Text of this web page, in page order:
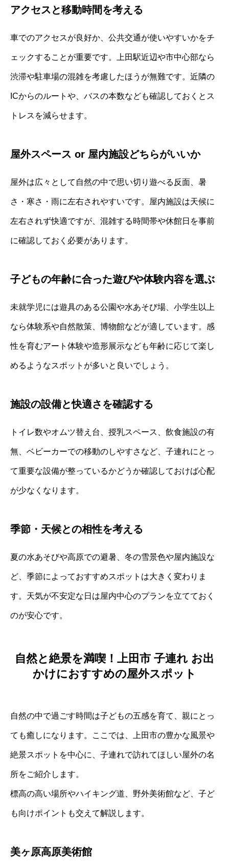
アクセスと移動時間を考える
車でのアクセスが良好か、公共交通が使いやすいかをチ
ェックすることが重要です。上田駅近辺や市中心部なら
渋滞や駐車場の混雑を考慮したほうが無難です。近隣の
ICからのルートや、バスの本数なども確認しておくとス
トレスを減らせます。
屋外スペース or 屋内施設どちらがいいか
屋外は広々として自然の中で思い切り遊べる反面、暑
さ・寒さ・雨に左右されやすいです。屋内施設は天候に
左右されず快適ですが、混雑する時間帯や休館日を事前
に確認しておく必要があります。
子どもの年齢に合った遊びや体験内容を選ぶ
未就学児には遊具のある公園や水あそび場、小学生以上
なら体験系や自然散策、博物館などが適しています。感
性を育むアート体験や造形展示なども年齢に応じて楽し
めるようなスポットが多いと良いでしょう。
施設の設備と快適さを確認する
トイレ数やオムツ替え台、授乳スペース、飲食施設の有
無、ベビーカーでの移動のしやすさなど、子連れにとっ
て重要な設備が整っているかどうか確認しておけば心配
が少なくなります。
季節・天候との相性を考える
夏の水あそびや高原での避暑、冬の雪景色や屋内施設な
ど、季節によっておすすめスポットは大きく変わりま
す。天気が不安定な日は屋内中心のプランを立てておく
のが安心です。
自然と絶景を満喫！上田市 子連れ お出
かけにおすすめの屋外スポット
自然の中で過ごす時間は子どもの五感を育て、親にとっ
ても癒しになります。ここでは、上田市の豊かな風景や
絶景スポットを中心に、子連れで訪れてほしい屋外の名
所をご紹介します。
標高の高い場所やハイキング道、野外美術館など、子ど
も向けポイントも交えて解説します。
美ヶ原高原美術館